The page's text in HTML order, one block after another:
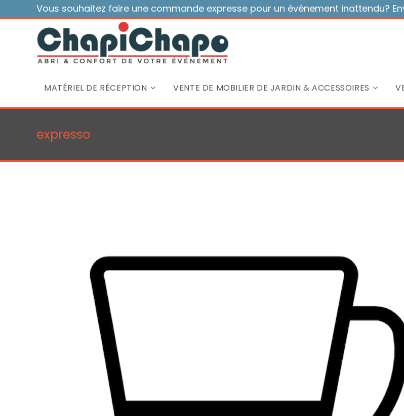
to
Vous souhaitez faire une commande expresse pour un événement inattendu?
MATÉRIEL DE RÉCEPTION VENTE DE MOBILIER DE JARDIN & ACCESSOIRES
expresso